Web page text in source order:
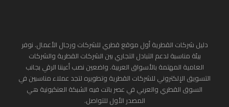
دليل شركات القطرية أول موقع قطري للشركات ورجال الأعمال. نوفر
بيئة مناسبة لدعم التبادل التجاري بين الشركات القطرية والشركات
العامية المهتمة بالأسواق العربية. واضعين نصب أعيننا الرقي بجانب
التسويق الإلكتروني للشركات القطرية وتطويره لتجد عملاء مناسبين في
السوق القطري والعربي في عصر باتت فيه الشبكة العنكبونية هي
المصدر الأول للتواصل.